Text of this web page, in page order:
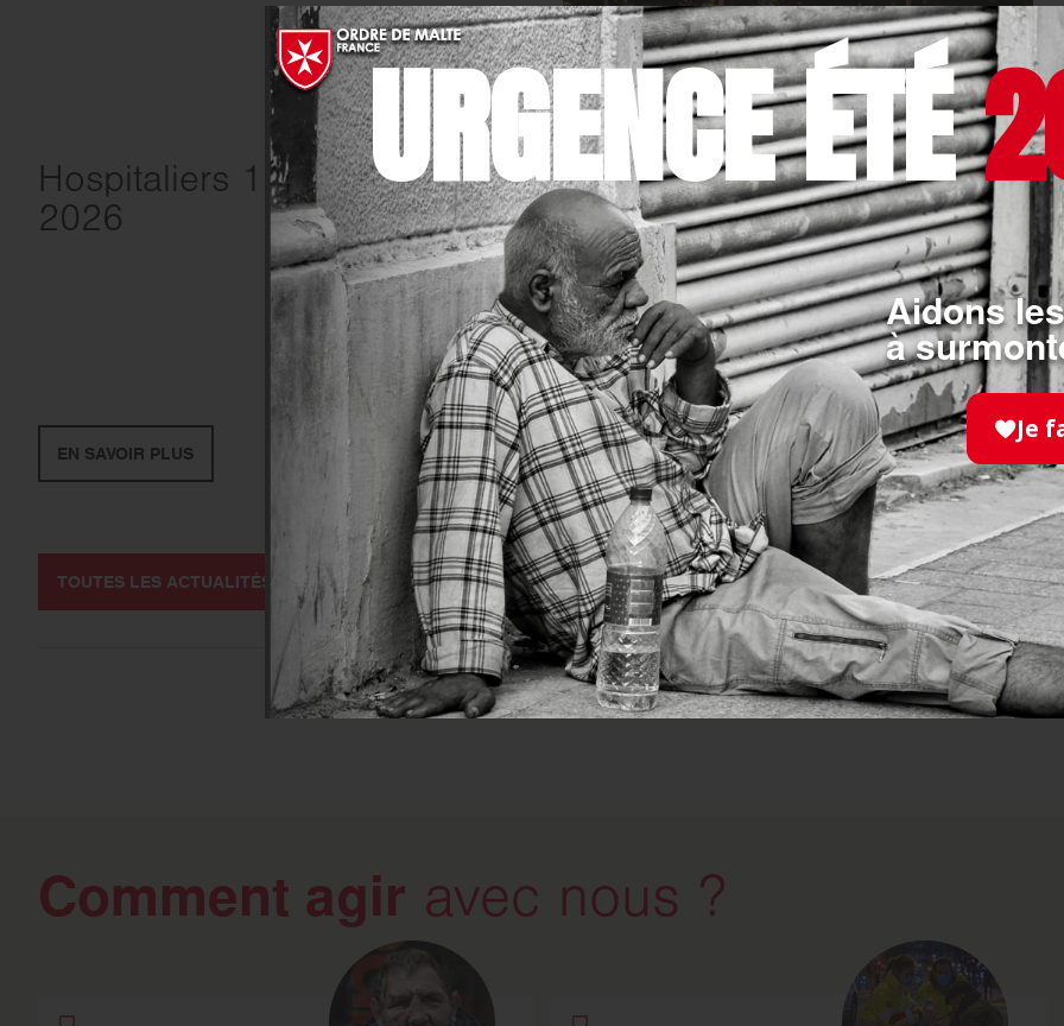
Hospitaliers 197 – avril
2026
EN SAVOIR PLUS
MAGAZINE HOSPITALIERS- 14.11.2025
Hospitaliers 196 –
Novembre 2025
EN SAVOIR PLUS
TOUTES LES ACTUALITÉS
Comment agir avec nous ?
URGENCE ÉTÉ
Aidons
à
Je